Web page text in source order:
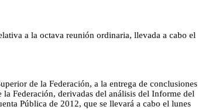
a la octava reunión ordinaria, llevada a cabo el
de la Federación, a la entrega de conclusiones
Federación, derivadas del análisis del Informe del
Pública de 2012, que se llevará a cabo el lunes